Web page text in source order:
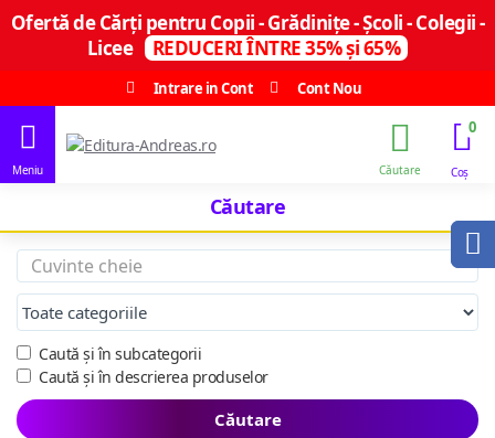
Ofertă de Cărți pentru Copii - Grădinițe - Școli - Colegii -
Licee
REDUCERI ÎNTRE 35% și 65%
Intrare in Cont
Cont Nou
0
Căutare
Caută și în subcategorii
Caută și în descrierea produselor
Căutare